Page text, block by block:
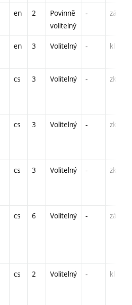
en 2
Povinně
volitelný
- zá,zk
en 3 Volitelný - kl
cs 3 Volitelný - zk
cs 3 Volitelný - zk
cs 3 Volitelný - zk
cs 6 Volitelný - zá,zk
cs 2 Volitelný - kl